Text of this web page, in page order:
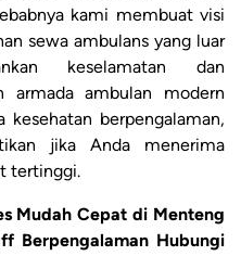
kami membuat visi
sewa ambulans yang luar
keselamatan dan
armada ambulan modern
berpengalaman,
jika Anda menerima
tertinggi.
Mudah Cepat di Menteng
Berpengalaman Hubungi